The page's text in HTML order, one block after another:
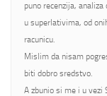
puno recenzija,
u superlativima, od
racunicu.
Mislim da nisam
biti dobro sredstvo.
A zbunio si me i u vezi